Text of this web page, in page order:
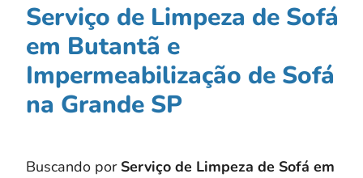
Serviço de Limpeza de Sofá
em Butantã e
Impermeabilização de Sofá
na Grande SP
Buscando por Serviço de Limpeza de Sofá em